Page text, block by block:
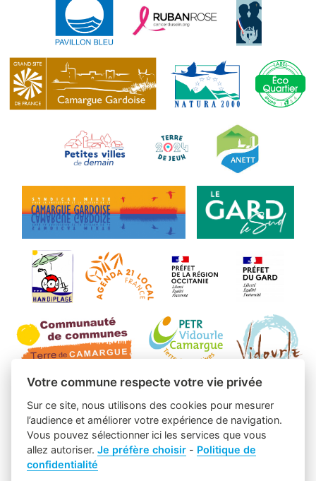
Votre commune respecte votre vie privée
Sur ce site, nous utilisons des cookies pour mesurer
l’audience et améliorer votre expérience de navigation.
Vous pouvez sélectionner ici les services que vous
allez autoriser.Je préfère choisir - Politique de
confidentialité